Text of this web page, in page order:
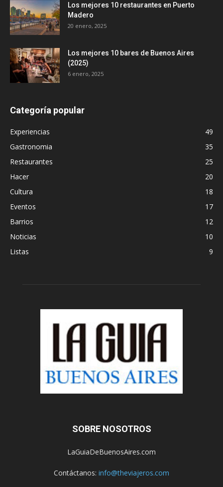
Los mejores 10 restaurantes en Puerto
Madero
20 enero, 2025
Los mejores 10 bares de Buenos Aires
(2025)
6 enero, 2025
Categoría popular
Experiencias
49
Gastronomia
35
Restaurantes
25
Hacer
20
Cultura
18
Eventos
17
Barrios
12
Noticias
10
Listas
9
SOBRE NOSOTROS
LaGuiaDeBuenosAires.com
Contáctanos: info@theviajeros.com